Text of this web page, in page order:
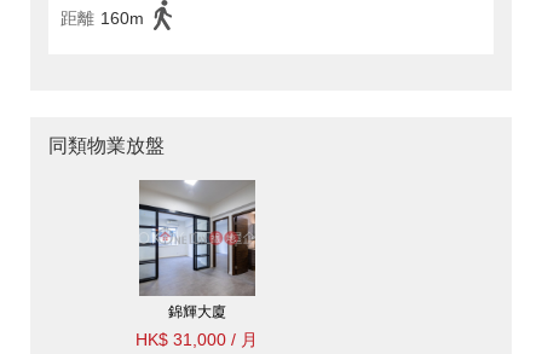
距離 160m
同類物業放盤
錦輝大廈
HK$ 31,000 / 月